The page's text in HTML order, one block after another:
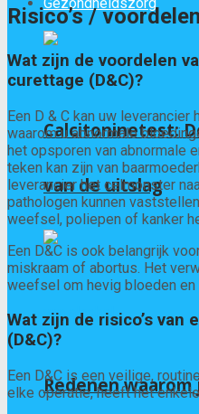
Calcitoninetest:
van de uitslag
Redenen
Risico’s / voordelen
Wat zijn de voordelen
curettage (D&C)?
Een D & C kan uw leverancier
waarom u abnormale
het opsporen van abnormale
teken kan zijn van
leverancier het celmonster
pathologen kunnen
weefsel, poliepen of kanker
Een D&C is ook belangrijk
miskraam of abortus. Het
weefsel om hevig bloeden
Wat zijn de risico’s van
(D&C)?
Een D&C is een veilige,
elke operatie, heeft het